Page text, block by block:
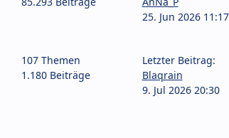
25. Jun 2026 11:17
107 Themen
1.180 Beiträge
Letzter Beitrag:
Blaqrain
9. Jul 2026 20:30